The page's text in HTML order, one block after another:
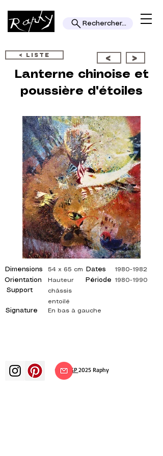
Rechercher...
< LISTE < >
Lanterne chinoise et
poussière d'étoiles
Dimensions
Orientation
Support
Signature
54 x 65 cm
Dates
Période
Hauteur
châssis
entoilé
En bas à gauche
1980-1982
1980-1990
© ADAGP 2025 Raphy